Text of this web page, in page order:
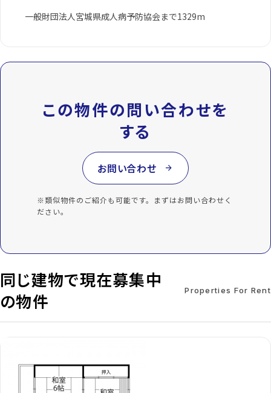
一般財団法人宮城県成人病予防協会まで1329m
この物件の問い合わせを
する
お問い合わせ arrow_forward
※類似物件のご紹介も可能です。まずはお問い合わせく
ださい。
同じ建物で現在募集中
の物件
Properties For Rent